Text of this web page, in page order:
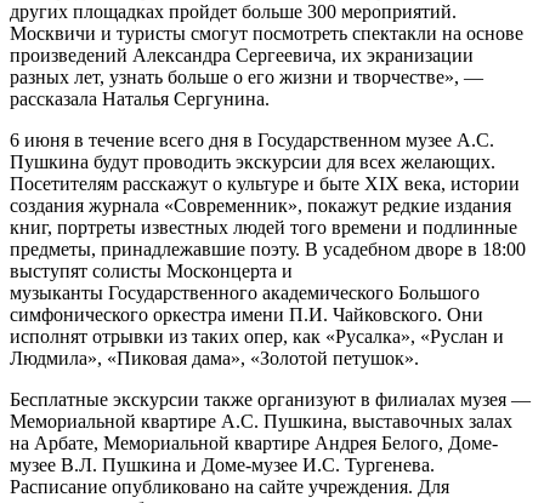
других площадках пройдет больше 300 мероприятий.
Москвичи и туристы смогут посмотреть спектакли на основе
произведений Александра Сергеевича, их экранизации
разных лет, узнать больше о его жизни и творчестве», —
рассказала Наталья Сергунина.
6 июня в течение всего дня в Государственном музее А.С.
Пушкина будут проводить экскурсии для всех желающих.
Посетителям расскажут о культуре и быте XIX века, истории
создания журнала «Современник», покажут редкие издания
книг, портреты известных людей того времени и подлинные
предметы, принадлежавшие поэту. В усадебном дворе в 18:00
выступят солисты Москонцерта и
музыканты Государственного академического Большого
симфонического оркестра имени П.И. Чайковского. Они
исполнят отрывки из таких опер, как «Русалка», «Руслан и
Людмила», «Пиковая дама», «Золотой петушок».
Бесплатные экскурсии также организуют в филиалах музея —
Мемориальной квартире А.С. Пушкина, выставочных залах
на Арбате, Мемориальной квартире Андрея Белого, Доме-
музее В.Л. Пушкина и Доме-музее И.С. Тургенева.
Расписание опубликовано на сайте учреждения. Для